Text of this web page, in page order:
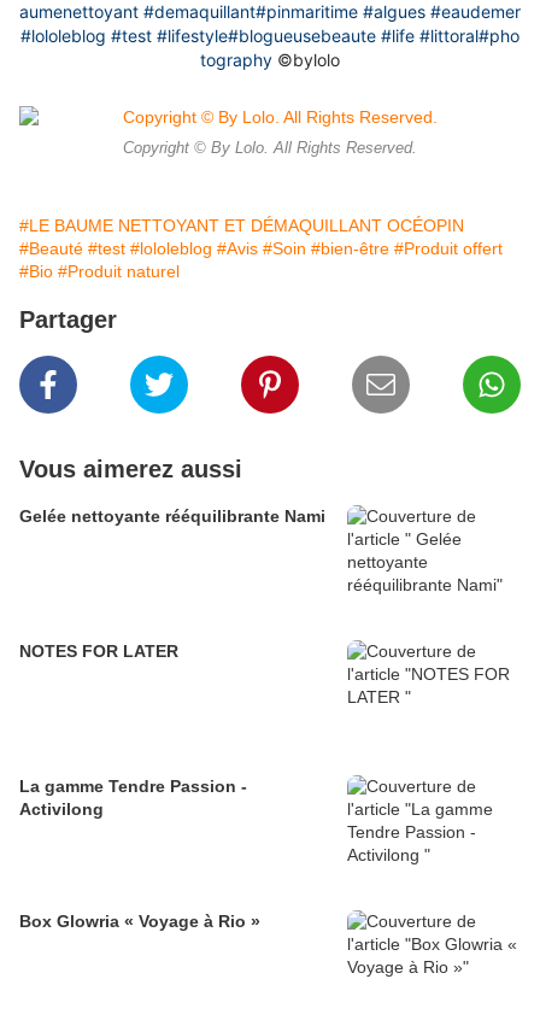
aumenettoyant #demaquillant#pinmaritime #algues #eaudemer
#lololeblog #test #lifestyle#blogueusebeaute #life #littoral#pho
tography ©️bylolo
Copyright © By Lolo. All Rights Reserved.
#LE BAUME NETTOYANT ET DÉMAQUILLANT OCÉOPIN
#Beauté #test #lololeblog #Avis #Soin #bien-être #Produit offert
#Bio #Produit naturel
Partager
Vous aimerez aussi
Gelée nettoyante rééquilibrante Nami
NOTES FOR LATER
La gamme Tendre Passion -
Activilong
Box Glowria « Voyage à Rio »